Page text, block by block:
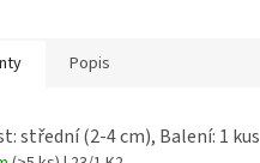
Popis
střední (2-4 cm), Balení: 1 kus